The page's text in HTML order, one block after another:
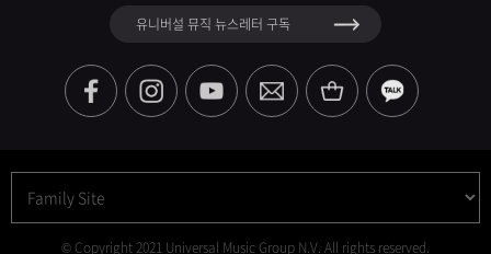
유니버설 뮤직 뉴스레터 구독
© Copyright 2021 Universal Music Group N.V. All rights reserved.